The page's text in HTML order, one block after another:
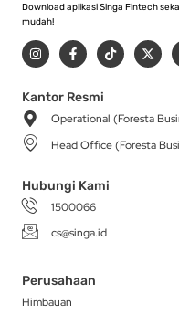
Download aplikasi Singa Fintech
mudah!
I
n
s
a
g
r
a
m
F
a
c
b
o
-
T
i
k
X
-
t
t
r
Kantor Resmi
Operational (Foresta
Head Office (Foresta
Hubungi Kami
1500066
cs@singa.id
Perusahaan
Himbauan